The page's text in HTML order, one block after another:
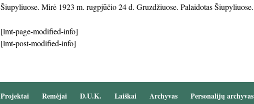
Šiupyliuose. Mirė 1923 m. rugpjūčio 24 d. Gruzdžiuose. Palaidotas Šiupyliuose.
[lmt-page-modified-info]
[lmt-post-modified-info]
Projektai Remėjai D.U.K. Laiškai Archyvas Personalijų archyvas